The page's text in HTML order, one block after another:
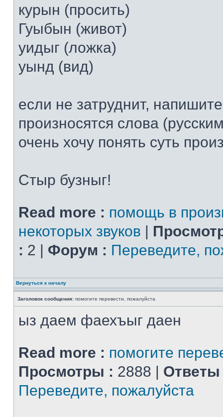
курын (просить)
Гуыбын (живот)
уидыг (ложка)
уынд (вид)
если не затруднит,
произносятся слова
очень хочу понять суть
Стыр бузныг!
Read more : помощь в
некоторых звуков |
: 2 | Форум : Переведите,
Вернуться к началу
Заголовок сообщения: помогите перевести, пожалуйста
ыз даем фаехъыг даен
Read more : помогите
Просмотры : 2888 | Ответы
Переведите, пожалуйста